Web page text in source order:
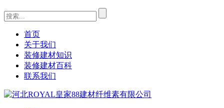
首页
关于我们
装修建材知识
装修建材百科
联系我们